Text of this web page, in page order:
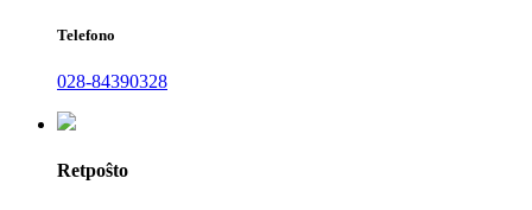
Telefono
028-84390328
Retpoŝto